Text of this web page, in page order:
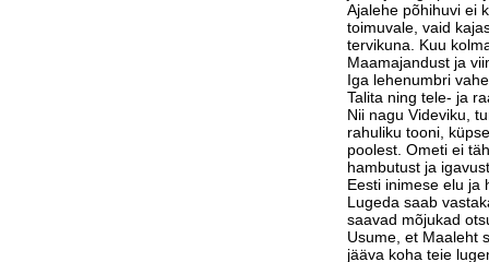
Ajalehe põhihuvi ei
toimuvale, vaid
tervikuna. Kuu
Maamajandust ja
Iga lehenumbri
Talita ning tele- ja
Nii nagu Videviku,
rahuliku tooni,
poolest. Ometi ei
hambutust ja
Eesti inimese elu ja
Lugeda saab
saavad mõjukad
Usume, et Maaleht
jääva koha teie